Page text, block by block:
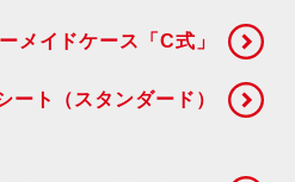
メイドケース「C式」
ート（スタンダード）